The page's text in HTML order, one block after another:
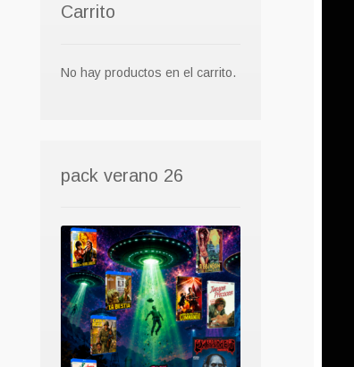
Carrito
No hay productos en el carrito.
pack verano 26